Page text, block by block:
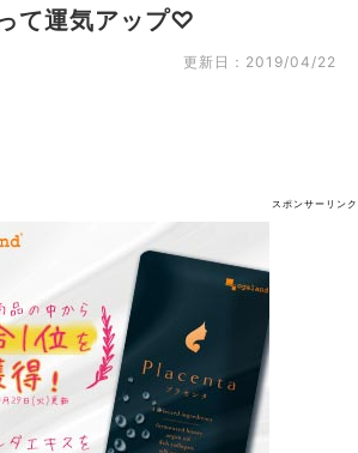
て運気アップ♡
更新日： 2019/04/22
スポンサーリンク